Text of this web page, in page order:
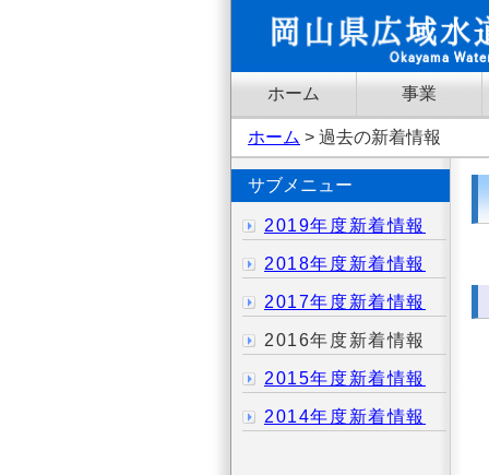
ホーム 事業
ホーム > 過去の新着情報
サブメニュー
2019年度新着情報
2018年度新着情報
2017年度新着情報
2016年度新着情報
2015年度新着情報
2014年度新着情報